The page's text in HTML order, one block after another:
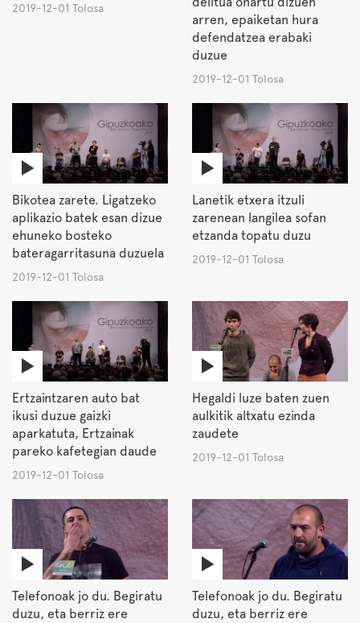
2019-12-01 Tolosa
arren, epaiketan hura
defendatzea erabaki
duzue
2019-12-01 Tolosa
Bikotea zarete. Ligatzeko
aplikazio batek esan dizue
ehuneko bosteko
bateragarritasuna duzuela
2019-12-01 Tolosa
Lanetik etxera itzuli
zarenean langilea sofan
etzanda topatu duzu
2019-12-01 Tolosa
Ertzaintzaren auto bat
ikusi duzue gaizki
aparkatuta, Ertzainak
pareko kafetegian daude
2019-12-01 Tolosa
Hegaldi luze baten zuen
aulkitik altxatu ezinda
zaudete
2019-12-01 Tolosa
Telefonoak jo du. Begiratu
duzu, eta berriz ere
Telefonoak jo du. Begiratu
duzu, eta berriz ere